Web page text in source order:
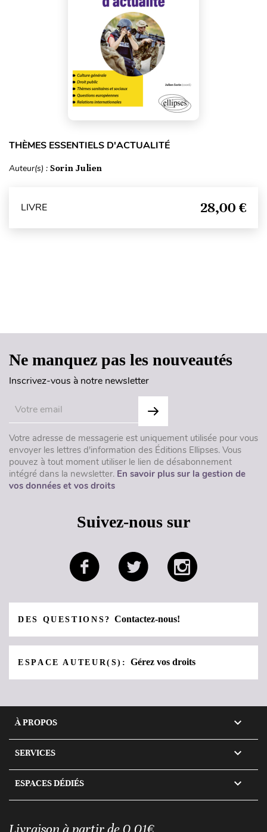
THÈMES ESSENTIELS D'ACTUALITÉ
Auteur(s) : Sorin Julien
LIVRE 28,00 €
Ne manquez pas les nouveautés
Inscrivez-vous à notre newsletter
Votre adresse de messagerie est uniquement utilisée pour vous
envoyer les lettres d'information des Éditions Ellipses. Vous
pouvez à tout moment utiliser le lien de désabonnement
intégré dans la newsletter. En savoir plus sur la gestion de
vos données et vos droits
Suivez-nous sur
DES QUESTIONS?Contactez-nous!
ESPACE AUTEUR(S):Gérez vos droits
À PROPOS 
SERVICES 
ESPACES DÉDIÉS 
Livraison à partir de 0,01€